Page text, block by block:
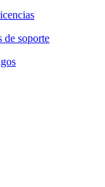
de soporte